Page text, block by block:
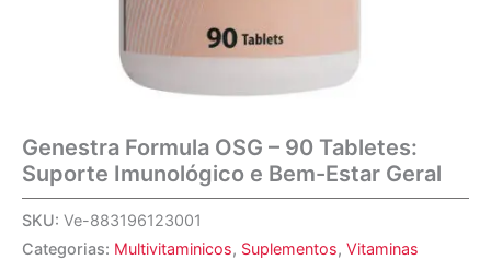
Genestra Formula OSG – 90 Tabletes:
Suporte Imunológico e Bem-Estar Geral
SKU: Ve-883196123001
Categorias: Multivitaminicos, Suplementos, Vitaminas